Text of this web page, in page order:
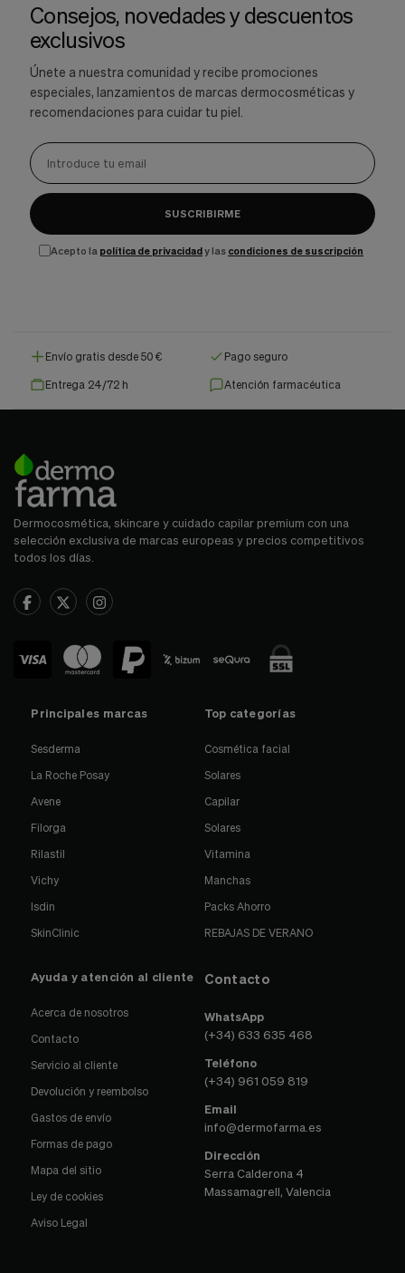
Consejos, novedades y descuentos
exclusivos
Únete a nuestra comunidad y recibe promociones
especiales, lanzamientos de marcas dermocosméticas y
recomendaciones para cuidar tu piel.
SUSCRIBIRME
Acepto la política de privacidady las condiciones de suscripción
Envío gratis desde 50 € Pago seguro
Entrega 24/72 h Atención farmacéutica
Dermocosmética, skincare y cuidado capilar premium con una
selección exclusiva de marcas europeas y precios competitivos
todos los días.
Principales marcas
Sesderma
La Roche Posay
Avene
Filorga
Rilastil
Vichy
Isdin
SkinClinic
Top categorías
Cosmética facial
Solares
Capilar
Solares
Vitamina
Manchas
Packs Ahorro
REBAJAS DE VERANO
Ayuda y atención al cliente
Acerca de nosotros
Contacto
Servicio al cliente
Devolución y reembolso
Gastos de envío
Formas de pago
Mapa del sitio
Ley de cookies
Aviso Legal
Contacto
WhatsApp
(+34) 633 635 468
Teléfono
(+34) 961 059 819
Email
info@dermofarma.es
Dirección
Serra Calderona 4
Massamagrell, Valencia